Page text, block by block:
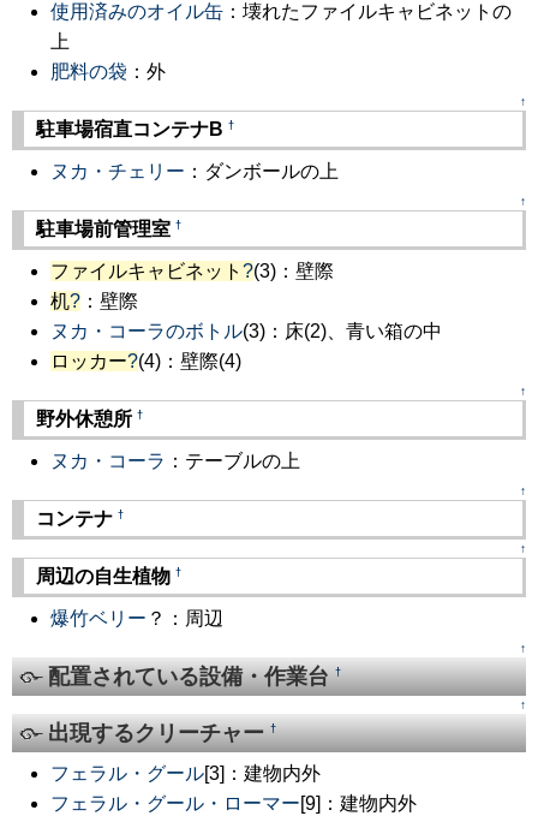
使用済みのオイル缶 ：壊れたファイルキャビネットの
上
肥料の袋 ：外
↑
駐車場宿直コンテナB †
ヌカ・チェリー ：ダンボールの上
↑
駐車場前管理室 †
ファイルキャビネット ?(3)：壁際
机? ：壁際
ヌカ・コーラのボトル(3)：床(2)、青い箱の中
ロッカー?(4)：壁際(4)
↑
野外休憩所 †
ヌカ・コーラ ：テーブルの上
↑
コンテナ †
↑
周辺の自生植物 †
爆竹ベリー ？：周辺
↑
配置されている設備・作業台†
↑
出現するクリーチャー†
フェラル・グール[3]：建物内外
フェラル・グール・ローマー[9]：建物内外